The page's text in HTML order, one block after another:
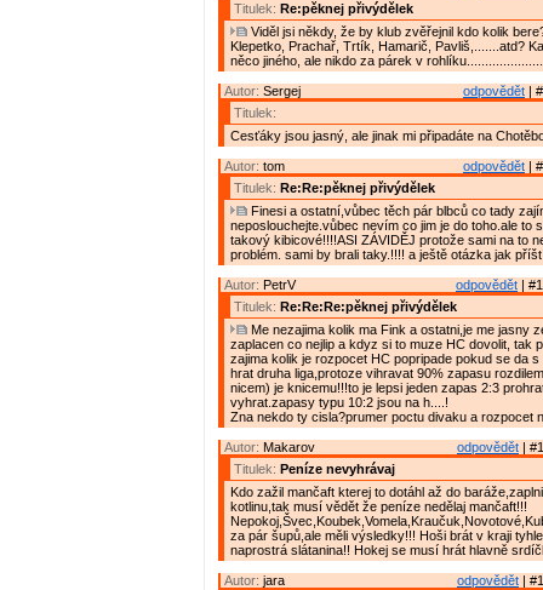
Titulek: Re:pěknej přivýdělek
Viděl jsi někdy, že by klub zvěřejnil kdo kolik
Klepetko, Prachař, Trtík, Hamarič, Pavliš,.......atd?
něco jiného, ale nikdo za párek v
odpovědět |
Autor: Sergej
Titulek:
Cesťáky jsou jasný, ale jinak mi připadáte na
odpovědět |
Autor: tom
Titulek: Re:Re:pěknej přivýdělek
Finesi a ostatní,vůbec těch pár blbců co tady
neposlouchejte.vůbec nevím co jim je do toho.ale to
takový kibicové!!!!ASI ZÁVIDĚJ protože sami na to
problém. sami by brali taky.!!!! a ještě otázka jak
odpovědět |
Autor: PetrV
Titulek: Re:Re:Re:pěknej přivýdělek
Me nezajima kolik ma Fink a ostatni,je me jasny
zaplacen co nejlip a kdyz si to muze HC dovolit, tak
zajima kolik je rozpocet HC popripade pokud se da
hrat druha liga,protoze vihravat 90% zapasu
nicem) je knicemu!!!to je lepsi jeden zapas 2:3
vyhrat.zapasy typu 10:2 jsou na h....!
Zna nekdo ty cisla?prumer poctu divaku a rozpocet
odpovědět |
Autor: Makarov
Titulek: Peníze nevyhrávaj
Kdo zažil mančaft kterej to dotáhl až do
kotlinu,tak musí vědět že peníze nedělaj mančaft!!!
za pár šupů,ale měli výsledky!!! Hoši brát v kraji
naprostrá slátanina!! Hokej se musí hrát hlavně
odpovědět |
Autor: jara